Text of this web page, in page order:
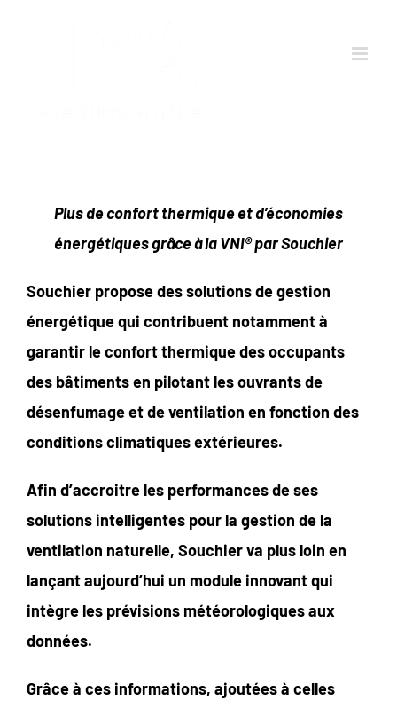
Plus de confort thermique et d’économies
énergétiques grâce à la VNI® par Souchier
Souchier propose des solutions de gestion
énergétique qui contribuent notamment à
garantir le confort thermique des occupants
des bâtiments en pilotant les ouvrants de
désenfumage et de ventilation en fonction des
conditions climatiques extérieures.
Afin d’accroitre les performances de ses
solutions intelligentes pour la gestion de la
ventilation naturelle, Souchier va plus loin en
lançant aujourd’hui un module innovant qui
intègre les prévisions météorologiques aux
données.
Grâce à ces informations, ajoutées à celles